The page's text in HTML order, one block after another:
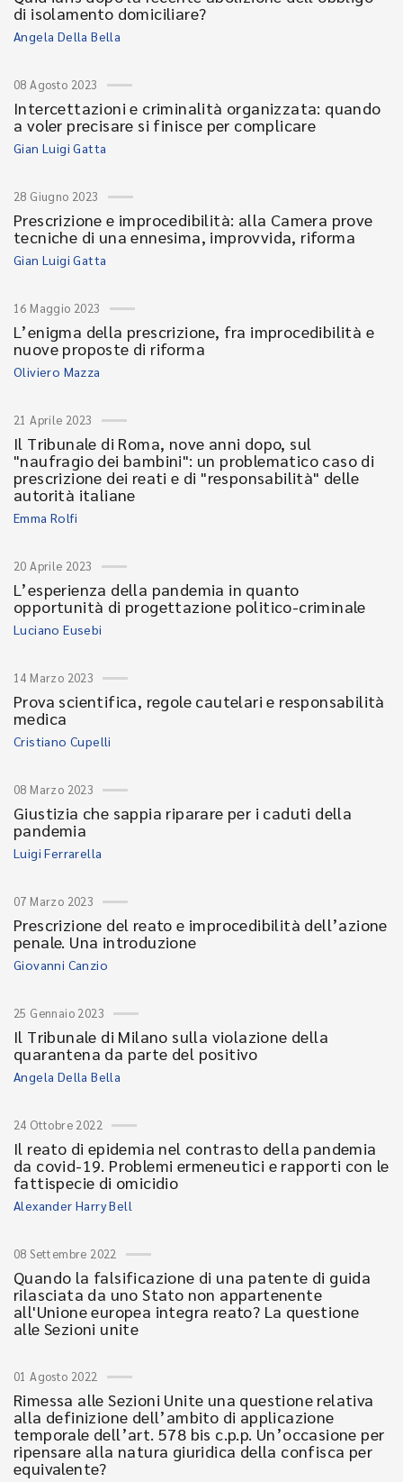
di isolamento domiciliare?
Angela Della Bella
08 Agosto 2023
Intercettazioni e criminalità organizzata: quando
a voler precisare si finisce per complicare
Gian Luigi Gatta
28 Giugno 2023
Prescrizione e improcedibilità: alla Camera prove
tecniche di una ennesima, improvvida, riforma
Gian Luigi Gatta
16 Maggio 2023
L’enigma della prescrizione, fra improcedibilità e
nuove proposte di riforma
Oliviero Mazza
21 Aprile 2023
Il Tribunale di Roma, nove anni dopo, sul
"naufragio dei bambini": un problematico caso di
prescrizione dei reati e di "responsabilità" delle
autorità italiane
Emma Rolfi
20 Aprile 2023
L’esperienza della pandemia in quanto
opportunità di progettazione politico-criminale
Luciano Eusebi
14 Marzo 2023
Prova scientifica, regole cautelari e responsabilità
medica
Cristiano Cupelli
08 Marzo 2023
Giustizia che sappia riparare per i caduti della
pandemia
Luigi Ferrarella
07 Marzo 2023
Prescrizione del reato e improcedibilità dell’azione
penale. Una introduzione
Giovanni Canzio
25 Gennaio 2023
Il Tribunale di Milano sulla violazione della
quarantena da parte del positivo
Angela Della Bella
24 Ottobre 2022
Il reato di epidemia nel contrasto della pandemia
da covid-19. Problemi ermeneutici e rapporti con le
fattispecie di omicidio
Alexander Harry Bell
08 Settembre 2022
Quando la falsificazione di una patente di guida
rilasciata da uno Stato non appartenente
all'Unione europea integra reato? La questione
alle Sezioni unite
01 Agosto 2022
Rimessa alle Sezioni Unite una questione relativa
alla definizione dell’ambito di applicazione
temporale dell’art. 578 bis c.p.p. Un’occasione per
ripensare alla natura giuridica della confisca per
equivalente?